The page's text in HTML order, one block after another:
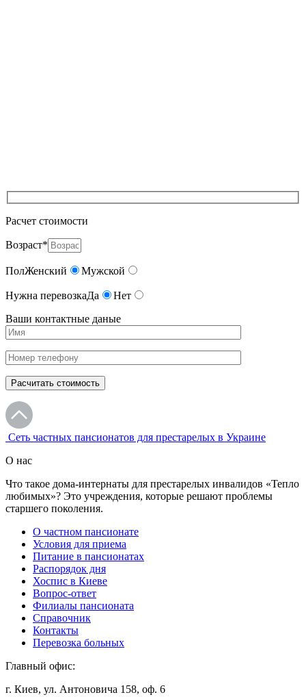
Расчет стоимости
Возраст*
ПолЖенский Мужской
Нужна перевозкаДа
Нет
Ваши контактные даные
Сеть частных пансионатов для престарелых в Украине
О нас
Что такое дома-интернаты для престарелых инвалидов «Тепло
любимых»? Это учреждения, которые решают проблемы
старшего поколения.
О частном пансионате
Условия для приема
Питание в пансионатах
Распорядок дня
Хоспис в Киеве
Вопрос-ответ
Филиалы пансионата
Справочник
Контакты
Перевозка больных
Главный офис:
г. Киев, ул. Антоновича 158, оф. 6